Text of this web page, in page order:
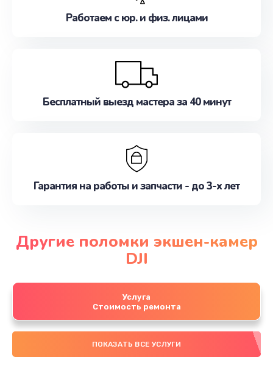
Работаем с юр. и физ. лицами
Бесплатный выезд мастера за 40 минут
Гарантия на работы и запчасти - до 3-х лет
Другие поломки экшен-камер
DJI
Услуга
Стоимость ремонта
ПОКАЗАТЬ ВСЕ УСЛУГИ